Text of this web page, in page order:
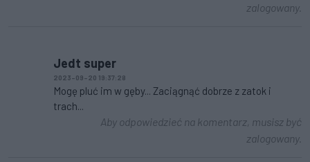
zalogowany.
Jedt super
2023-09-20 19:37:28
Mogę pluć im w gęby... Zaciągnąć dobrze z zatok i
trach...
Aby odpowiedzieć na komentarz, musisz być
zalogowany.